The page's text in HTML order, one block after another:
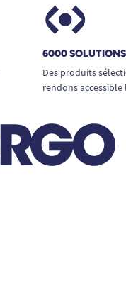
6000
Des produits
rendons